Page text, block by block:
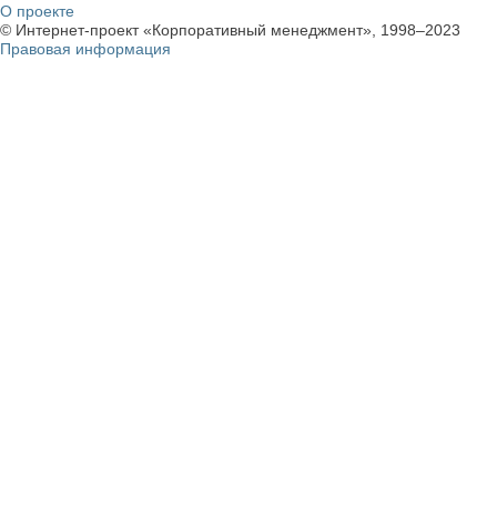
О проекте
© Интернет-проект «Корпоративный менеджмент», 1998–2023
Правовая информация